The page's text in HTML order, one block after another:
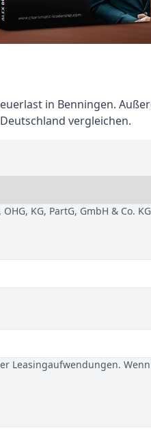
in Benningen.
vergleichen.
KG, PartG, GmbH & Co. KG
Leasingaufwendungen.